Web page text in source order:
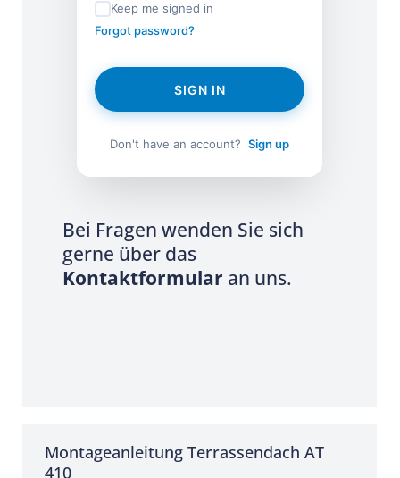
Keep me signed in
Forgot password?
SIGN IN
Don't have an account? Sign up
Bei Fragen wenden Sie sich
gerne über das
Kontaktformular an uns.
Montageanleitung Terrassendach AT
410